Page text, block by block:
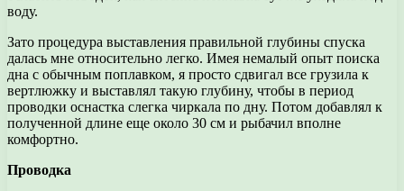
воду.
Зато процедура выставления правильной глубины спуска
далась мне относительно легко. Имея немалый опыт поиска
дна с обычным поплавком, я просто сдвигал все грузила к
вертлюжку и выставлял такую глубину, чтобы в период
проводки оснастка слегка чиркала по дну. Потом добавлял к
полученной длине еще около 30 см и рыбачил вполне
комфортно.
Проводка